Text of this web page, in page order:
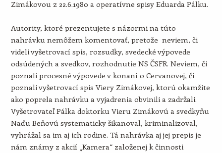
Zimákovou z 22.6.1980 a operatívne spisy Eduarda Pálku.
Autority, ktoré prezentujete s názormi na túto
nahrávku nemôžem komentovať, pretože neviem, či
videli vyšetrovací spis, rozsudky, svedecké výpovede
odsúdených a svedkov, rozhodnutie NS ČSFR. Neviem, či
poznali procesné výpovede v konaní o Cervanovej, či
poznali vyšetrovací spis Viery Zimákovej, ktorú okamžite
ako poprela nahrávku a vyjadrenia obvinili a zadržali.
Vyšetrovateľ Pálka doktorku Vieru Zimákovú a svedkyňu
Naďu Beňovú systematicky šikanoval, kriminalizoval,
vyhrážal sa im aj ich rodine. Tá nahrávka aj jej prepis je
nám známy z akcií „Kamera“ založenej k činnosti